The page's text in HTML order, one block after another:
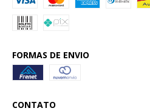
FORMAS DE ENVIO
CONTATO